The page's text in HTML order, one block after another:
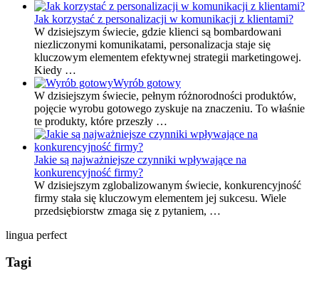
Jak korzystać z personalizacji w komunikacji z klientami?
W dzisiejszym świecie, gdzie klienci są bombardowani
niezliczonymi komunikatami, personalizacja staje się
kluczowym elementem efektywnej strategii marketingowej.
Kiedy …
Wyrób gotowy
W dzisiejszym świecie, pełnym różnorodności produktów,
pojęcie wyrobu gotowego zyskuje na znaczeniu. To właśnie
te produkty, które przeszły …
Jakie są najważniejsze czynniki wpływające na
konkurencyjność firmy?
W dzisiejszym zglobalizowanym świecie, konkurencyjność
firmy stała się kluczowym elementem jej sukcesu. Wiele
przedsiębiorstw zmaga się z pytaniem, …
lingua perfect
Tagi